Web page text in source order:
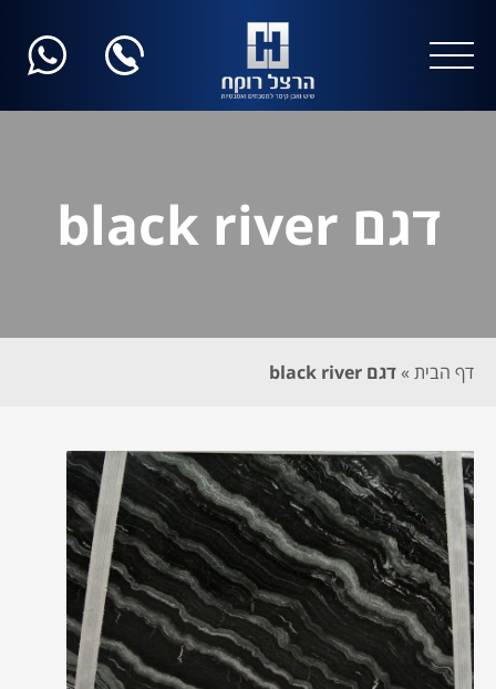
דגם black river
דף הבית »דגם black river